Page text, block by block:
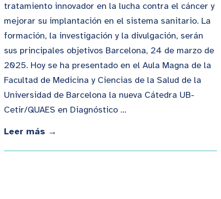
tratamiento innovador en la lucha contra el cáncer y
mejorar su implantación en el sistema sanitario. La
formación, la investigación y la divulgación, serán
sus principales objetivos Barcelona, 24 de marzo de
2025. Hoy se ha presentado en el Aula Magna de la
Facultad de Medicina y Ciencias de la Salud de la
Universidad de Barcelona la nueva Cátedra UB-
Cetir/QUAES en Diagnóstico …
Leer más →